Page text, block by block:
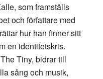
som framställs
och författare med
hur han finner sitt
en identitetskris.
Tiny, bidrar till
sång och musik,